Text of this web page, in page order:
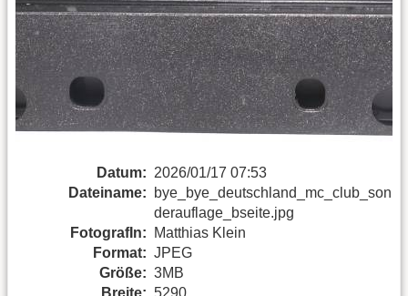
Datum: 2026/01/17 07:53
Dateiname:
bye_bye_deutschland_mc_club_son
derauflage_bseite.jpg
FotografIn:
Matthias Klein
Format: JPEG
Größe: 3MB
Breite: 5290